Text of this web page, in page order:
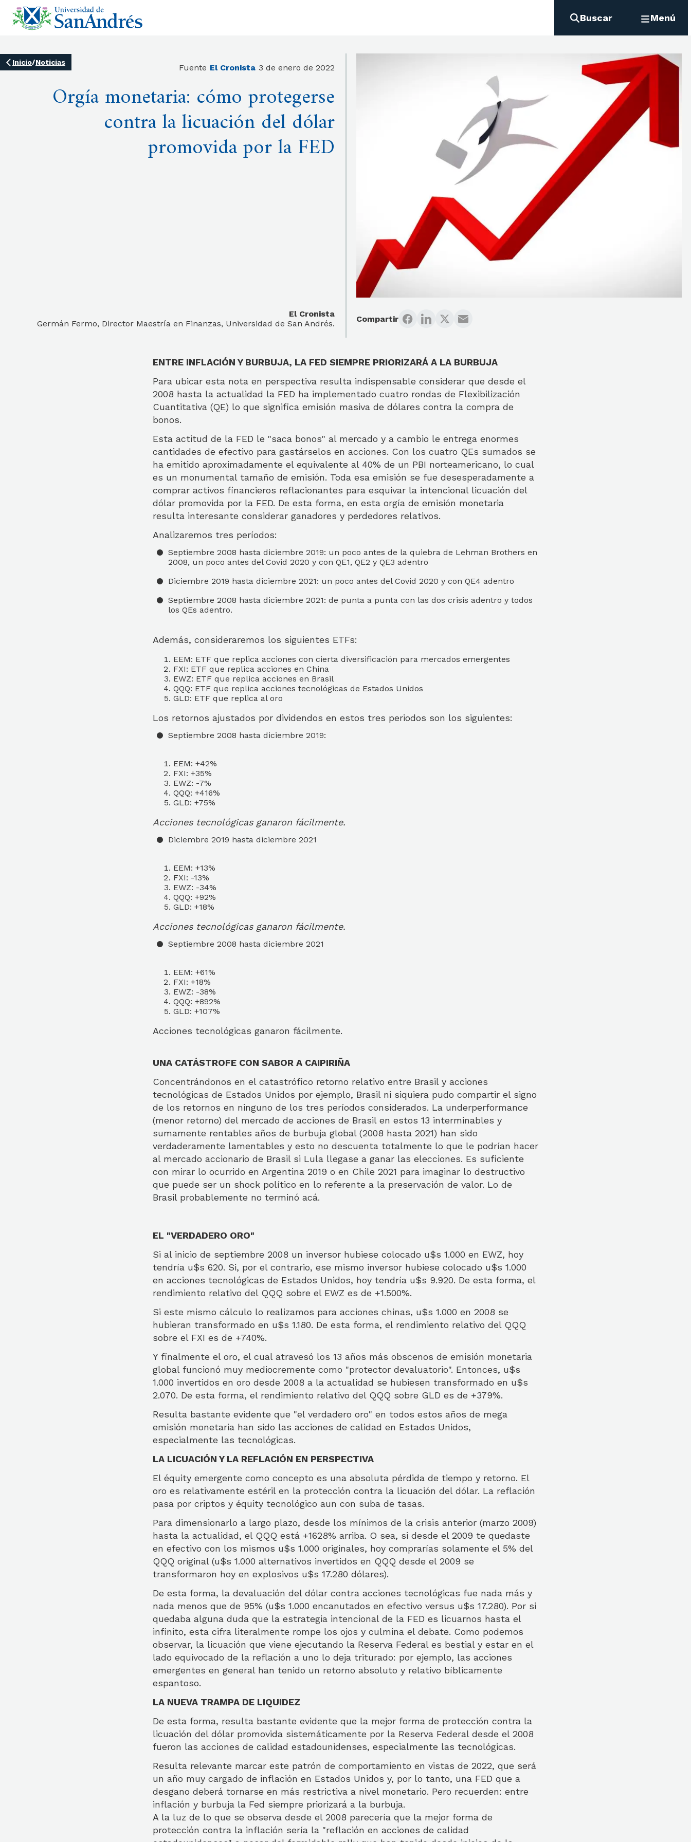
Buscar Menú
Inicio/Noticias
Fuente El Cronista 3 de enero de 2022
Orgía monetaria: cómo protegerse
contra la licuación del dólar
promovida por la FED
El Cronista
Germán Fermo, Director Maestría en Finanzas, Universidad de San Andrés.
Compartir
ENTRE INFLACIÓN Y BURBUJA, LA FED SIEMPRE PRIORIZARÁ A LA BURBUJA
Para ubicar esta nota en perspectiva resulta indispensable considerar que desde el
2008 hasta la actualidad la FED ha implementado cuatro rondas de Flexibilización
Cuantitativa (QE) lo que significa emisión masiva de dólares contra la compra de
bonos.
Esta actitud de la FED le "saca bonos" al mercado y a cambio le entrega enormes
cantidades de efectivo para gastárselos en acciones. Con los cuatro QEs sumados se
ha emitido aproximadamente el equivalente al 40% de un PBI norteamericano, lo cual
es un monumental tamaño de emisión. Toda esa emisión se fue desesperadamente a
comprar activos financieros reflacionantes para esquivar la intencional licuación del
dólar promovida por la FED. De esta forma, en esta orgía de emisión monetaria
resulta interesante considerar ganadores y perdedores relativos.
Analizaremos tres períodos:
Septiembre 2008 hasta diciembre 2019: un poco antes de la quiebra de Lehman Brothers en
2008, un poco antes del Covid 2020 y con QE1, QE2 y QE3 adentro
Diciembre 2019 hasta diciembre 2021: un poco antes del Covid 2020 y con QE4 adentro
Septiembre 2008 hasta diciembre 2021: de punta a punta con las dos crisis adentro y todos
los QEs adentro.
Además, consideraremos los siguientes ETFs:
EEM: ETF que replica acciones con cierta diversificación para mercados emergentes
FXI: ETF que replica acciones en China
EWZ: ETF que replica acciones en Brasil
QQQ: ETF que replica acciones tecnológicas de Estados Unidos
GLD: ETF que replica al oro
Los retornos ajustados por dividendos en estos tres periodos son los siguientes:
Septiembre 2008 hasta diciembre 2019:
EEM: +42%
FXI: +35%
EWZ: -7%
QQQ: +416%
GLD: +75%
Acciones tecnológicas ganaron fácilmente.
Diciembre 2019 hasta diciembre 2021
EEM: +13%
FXI: -13%
EWZ: -34%
QQQ: +92%
GLD: +18%
Acciones tecnológicas ganaron fácilmente.
Septiembre 2008 hasta diciembre 2021
EEM: +61%
FXI: +18%
EWZ: -38%
QQQ: +892%
GLD: +107%
Acciones tecnológicas ganaron fácilmente.
UNA CATÁSTROFE CON SABOR A CAIPIRIÑA
Concentrándonos en el catastrófico retorno relativo entre Brasil y acciones
tecnológicas de Estados Unidos por ejemplo, Brasil ni siquiera pudo compartir el signo
de los retornos en ninguno de los tres períodos considerados. La underperformance
(menor retorno) del mercado de acciones de Brasil en estos 13 interminables y
sumamente rentables años de burbuja global (2008 hasta 2021) han sido
verdaderamente lamentables y esto no descuenta totalmente lo que le podrían hacer
al mercado accionario de Brasil si Lula llegase a ganar las elecciones. Es suficiente
con mirar lo ocurrido en Argentina 2019 o en Chile 2021 para imaginar lo destructivo
que puede ser un shock político en lo referente a la preservación de valor. Lo de
Brasil probablemente no terminó acá.
EL "VERDADERO ORO"
Si al inicio de septiembre 2008 un inversor hubiese colocado u$s 1.000 en EWZ, hoy
tendría u$s 620. Si, por el contrario, ese mismo inversor hubiese colocado u$s 1.000
en acciones tecnológicas de Estados Unidos, hoy tendría u$s 9.920. De esta forma, el
rendimiento relativo del QQQ sobre el EWZ es de +1.500%.
Si este mismo cálculo lo realizamos para acciones chinas, u$s 1.000 en 2008 se
hubieran transformado en u$s 1.180. De esta forma, el rendimiento relativo del QQQ
sobre el FXI es de +740%.
Y finalmente el oro, el cual atravesó los 13 años más obscenos de emisión monetaria
global funcionó muy mediocremente como "protector devaluatorio". Entonces, u$s
1.000 invertidos en oro desde 2008 a la actualidad se hubiesen transformado en u$s
2.070. De esta forma, el rendimiento relativo del QQQ sobre GLD es de +379%.
Resulta bastante evidente que "el verdadero oro" en todos estos años de mega
emisión monetaria han sido las acciones de calidad en Estados Unidos,
especialmente las tecnológicas.
LA LICUACIÓN Y LA REFLACIÓN EN PERSPECTIVA
El équity emergente como concepto es una absoluta pérdida de tiempo y retorno. El
oro es relativamente estéril en la protección contra la licuación del dólar. La reflación
pasa por criptos y équity tecnológico aun con suba de tasas.
Para dimensionarlo a largo plazo, desde los mínimos de la crisis anterior (marzo 2009)
hasta la actualidad, el QQQ está +1628% arriba. O sea, si desde el 2009 te quedaste
en efectivo con los mismos u$s 1.000 originales, hoy comprarías solamente el 5% del
QQQ original (u$s 1.000 alternativos invertidos en QQQ desde el 2009 se
transformaron hoy en explosivos u$s 17.280 dólares).
De esta forma, la devaluación del dólar contra acciones tecnológicas fue nada más y
nada menos que de 95% (u$s 1.000 encanutados en efectivo versus u$s 17.280). Por si
quedaba alguna duda que la estrategia intencional de la FED es licuarnos hasta el
infinito, esta cifra literalmente rompe los ojos y culmina el debate. Como podemos
observar, la licuación que viene ejecutando la Reserva Federal es bestial y estar en el
lado equivocado de la reflación a uno lo deja triturado: por ejemplo, las acciones
emergentes en general han tenido un retorno absoluto y relativo bíblicamente
espantoso.
LA NUEVA TRAMPA DE LIQUIDEZ
De esta forma, resulta bastante evidente que la mejor forma de protección contra la
licuación del dólar promovida sistemáticamente por la Reserva Federal desde el 2008
fueron las acciones de calidad estadounidenses, especialmente las tecnológicas.
Resulta relevante marcar este patrón de comportamiento en vistas de 2022, que será
un año muy cargado de inflación en Estados Unidos y, por lo tanto, una FED que a
desgano deberá tornarse en más restrictiva a nivel monetario. Pero recuerden: entre
inflación y burbuja la Fed siempre priorizará a la burbuja.
A la luz de lo que se observa desde el 2008 parecería que la mejor forma de
protección contra la inflación sería la "reflación en acciones de calidad